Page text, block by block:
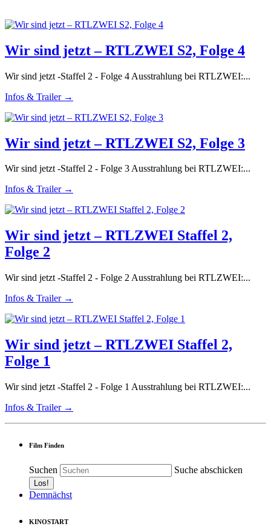
Wir sind jetzt – RTLZWEI S2, Folge 4
Wir sind jetzt -Staffel 2 - Folge 4 Ausstrahlung bei RTLZWEI:...
Infos & Trailer →
Wir sind jetzt – RTLZWEI S2, Folge 3
Wir sind jetzt -Staffel 2 - Folge 3 Ausstrahlung bei RTLZWEI:...
Infos & Trailer →
Wir sind jetzt – RTLZWEI Staffel 2,
Folge 2
Wir sind jetzt -Staffel 2 - Folge 2 Ausstrahlung bei RTLZWEI:...
Infos & Trailer →
Wir sind jetzt – RTLZWEI Staffel 2,
Folge 1
Wir sind jetzt -Staffel 2 - Folge 1 Ausstrahlung bei RTLZWEI:...
Infos & Trailer →
Film Finden
Suchen Suche abschicken
Demnächst
KINOSTART